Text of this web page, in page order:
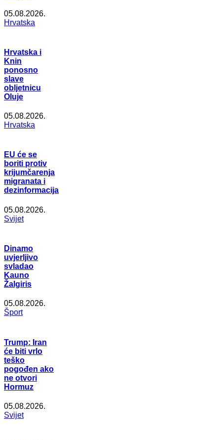
05.08.2026.
Hrvatska
Hrvatska i
Knin
ponosno
slave
obljetnicu
Oluje
05.08.2026.
Hrvatska
EU će se
boriti protiv
krijumčarenja
migranata i
dezinformacija
05.08.2026.
Svijet
Dinamo
uvjerljivo
svladao
Kauno
Žalgiris
05.08.2026.
Šport
Trump: Iran
će biti vrlo
teško
pogođen ako
ne otvori
Hormuz
05.08.2026.
Svijet